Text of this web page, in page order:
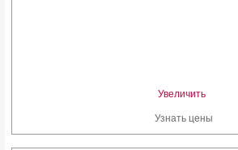
Увеличить
Узнать цены